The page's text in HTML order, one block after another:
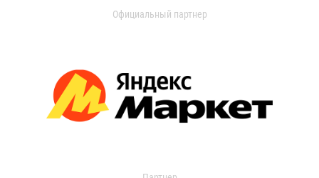
Официальный партнер